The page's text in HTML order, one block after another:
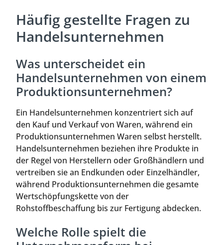
Häufig gestellte Fragen zu
Handelsunternehmen
Was unterscheidet ein
Handelsunternehmen von einem
Produktionsunternehmen?
Ein Handelsunternehmen konzentriert sich auf
den Kauf und Verkauf von Waren, während ein
Produktionsunternehmen Waren selbst herstellt.
Handelsunternehmen beziehen ihre Produkte in
der Regel von Herstellern oder Großhändlern und
vertreiben sie an Endkunden oder Einzelhändler,
während Produktionsunternehmen die gesamte
Wertschöpfungskette von der
Rohstoffbeschaffung bis zur Fertigung abdecken.
Welche Rolle spielt die